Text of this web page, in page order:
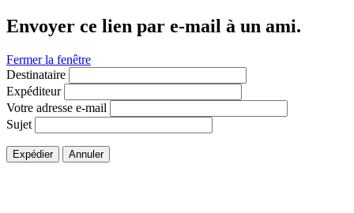
Envoyer ce lien par e-mail à un ami.
Fermer la fenêtre
Destinataire
Expéditeur
Votre adresse e-mail
Sujet
Expédier Annuler